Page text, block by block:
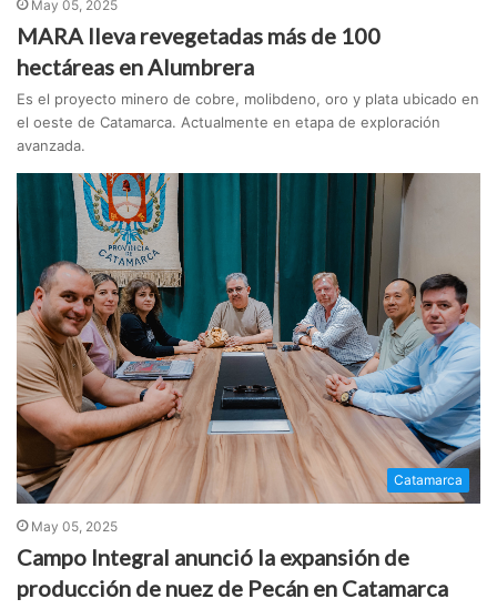
May 05, 2025
MARA lleva revegetadas más de 100
hectáreas en Alumbrera
Es el proyecto minero de cobre, molibdeno, oro y plata ubicado en
el oeste de Catamarca. Actualmente en etapa de exploración
avanzada.
Catamarca
May 05, 2025
Campo Integral anunció la expansión de
producción de nuez de Pecán en Catamarca